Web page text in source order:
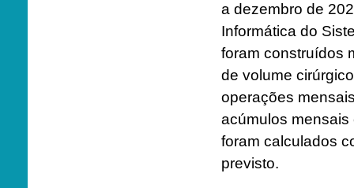
a dezembro de
Informática do
foram construídos
de volume
operações
acúmulos mensais
foram calculados
previsto.